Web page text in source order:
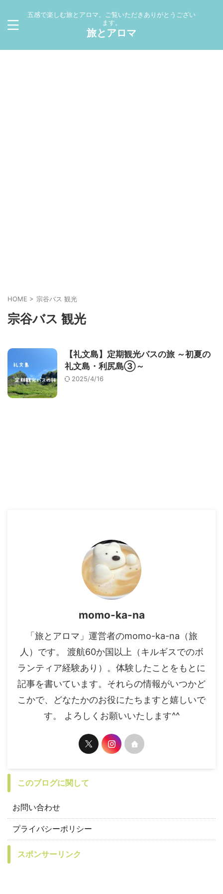
五感で楽しむ旅とアロマ。ご覧いただきありがとうござい
ます。
旅とアロマ
HOME > 宗谷バス 観光
宗谷バス 観光
【礼文島】定期観光バスの旅 ～初夏の
礼文島・利尻島③～
2025/4/16
momo-ka-na
「旅とアロマ」運営者のmomo-ka-na（旅
人）です。 渡航60か国以上（キルギスでのボ
ランティア経験あり）。体験したことをもとに
記事を書いています。それらの情報がいつかど
こかで、どなたかのお役にたちますと嬉しいで
す。 よろしくお願いいたします^^
このブログに関して
お問い合わせ
プライバシーポリシー
スポンサーリンク